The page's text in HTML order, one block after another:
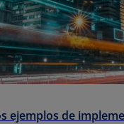
ejemplos de